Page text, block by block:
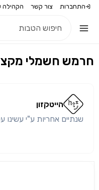
התחברות צור קשר הקהילה
חרמש חשמלי
הייטקזון
שנתיים אחריות ע"י עשינו